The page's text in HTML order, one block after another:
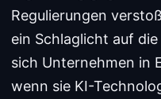
Regulierungen
ein Schlaglicht auf
sich Unternehmen in
wenn sie KI-